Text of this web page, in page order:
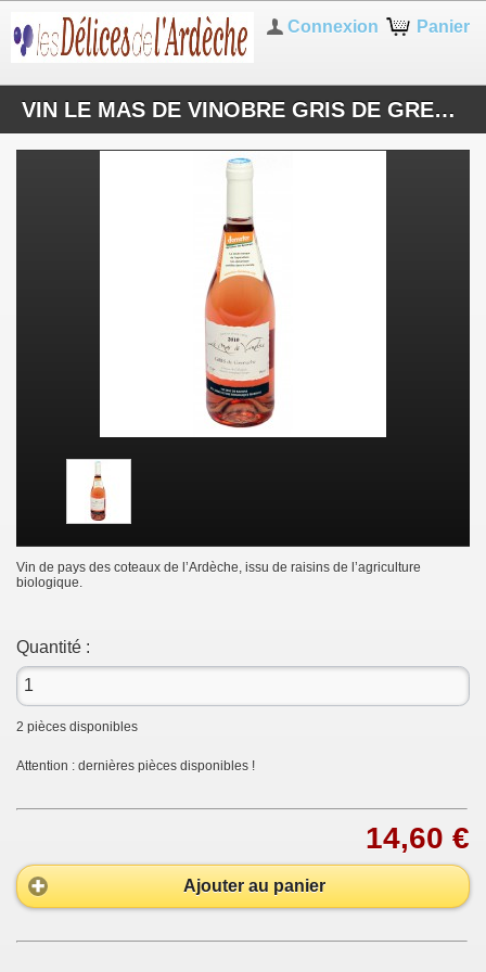
Panier
Connexion
VIN LE MAS DE VINOBRE GRIS DE GRENACHE
Vin de pays des coteaux de l’Ardèche, issu de raisins de l’agriculture
biologique.
Quantité :
2 pièces disponibles
Attention : dernières pièces disponibles !
14,60 €
Ajouter au panier